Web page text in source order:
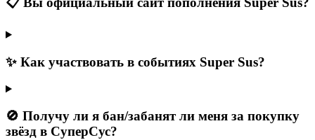
✨ Как участвовать в событиях Super Sus?
🚫 Получу ли я бан/забанят ли меня за покупку
звёзд в СуперСус?